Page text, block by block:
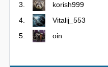
3.
korish999
4.
Vitalij_553
5.
oin